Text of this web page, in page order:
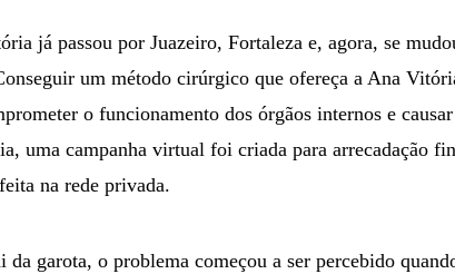
já passou por Juazeiro, Fortaleza e, agora, se
um método cirúrgico que ofereça a Ana
o funcionamento dos órgãos internos e
uma campanha virtual foi criada para arrecadação
na rede privada.
garota, o problema começou a ser percebido